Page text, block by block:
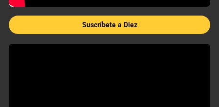
Suscríbete a Diez